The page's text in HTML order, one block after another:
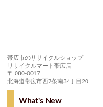
帯広市のリサイクルショップ
リサイクルマート帯広店
〒 080-0017
北海道帯広市西7条南34丁目20
What's New